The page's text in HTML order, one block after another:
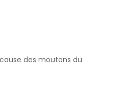
des moutons du